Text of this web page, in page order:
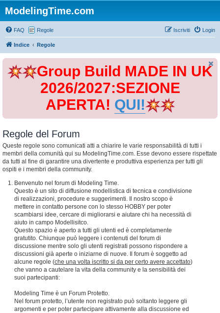
ModelingTime.com
FAQ Regole Login
Iscriviti
Indice Regole
Group Build MADE IN UK
2026/2027:SEZIONE
APERTA! QUI!
Regole del Forum
Queste regole sono comunicati atti a chiarire le varie responsabilità di tutti i
membri della comunità qui su ModelingTime.com. Esse devono essere rispettate
da tutti al fine di garantire una divertente e produttiva esperienza per tutti gli
ospiti e i membri della community.
Benvenuto nel forum di Modeling Time.
Questo è un sito di diffusione modellistica di tecnica e condivisione
di realizzazioni, procedure e suggerimenti. Il nostro scopo è
mettere in contatto persone con lo stesso HOBBY per poter
scambiarsi idee, cercare di migliorarsi e aiutare chi ha necessità di
aiuto in campo Modellisitco.
Questo spazio è aperto a tutti gli utenti ed è completamente
gratutito. Chiunque può leggere i contenuti del forum di
discussione mentre solo gli utenti registrati possono rispondere a
discussioni già aperte o iniziarne di nuove. Il forum è soggetto ad
alcune regole (che una volta iscritto si da per certo avere accettato)
che vanno a cautelare la vita della community e la sensibilità dei
suoi partecipanti:
Modeling Time è un Forum Protetto.
Nel forum protetto, l’utente non registrato può soltanto leggere gli
argomenti e per poter partecipare attivamente alla discussione ed